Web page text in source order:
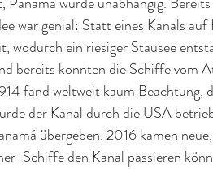
war genial: Statt eines Kanals
wodurch ein riesiger Stausee
bereits konnten die Schiffe vom
fand weltweit kaum
der Kanal durch die USA
übergeben. 2016 kamen
Schiffe den Kanal passieren